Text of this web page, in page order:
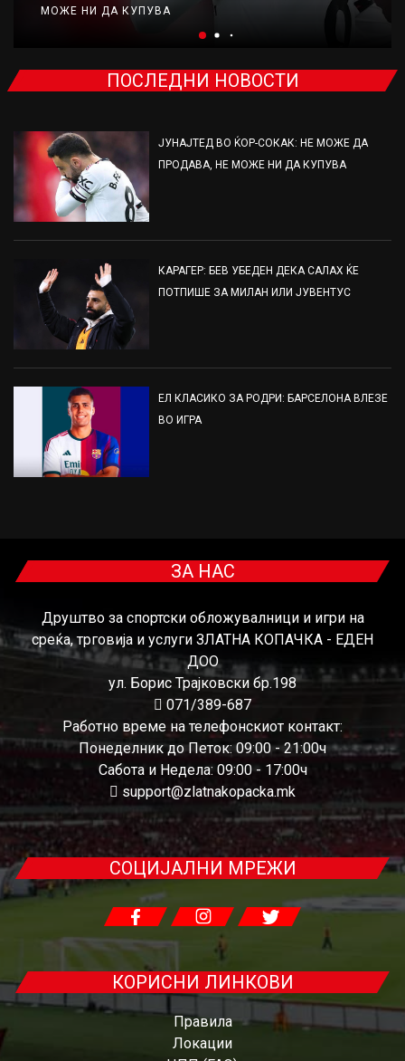
МОЖЕ НИ ДА КУПУВА
ПОСЛЕДНИ НОВОСТИ
ЈУНАЈТЕД ВО ЌОР-СОКАК: НЕ МОЖЕ ДА
ПРОДАВА, НЕ МОЖЕ НИ ДА КУПУВА
КАРАГЕР: БЕВ УБЕДЕН ДЕКА САЛАХ ЌЕ
ПОТПИШЕ ЗА МИЛАН ИЛИ ЈУВЕНТУС
ЕЛ КЛАСИКО ЗА РОДРИ: БАРСЕЛОНА ВЛЕЗЕ
ВО ИГРА
ЗА НАС
Друштво за спортски обложувалници и игри на
среќа, трговија и услуги ЗЛАТНА КОПАЧКА - ЕДЕН
ДОО
ул. Борис Трајковски бр.198
071/389-687
Работно време на телефонскиот контакт:
Понеделник до Петок: 09:00 - 21:00ч
Сабота и Недела: 09:00 - 17:00ч
support@zlatnakopacka.mk
СОЦИЈАЛНИ МРЕЖИ
КОРИСНИ ЛИНКОВИ
Правила
Локации